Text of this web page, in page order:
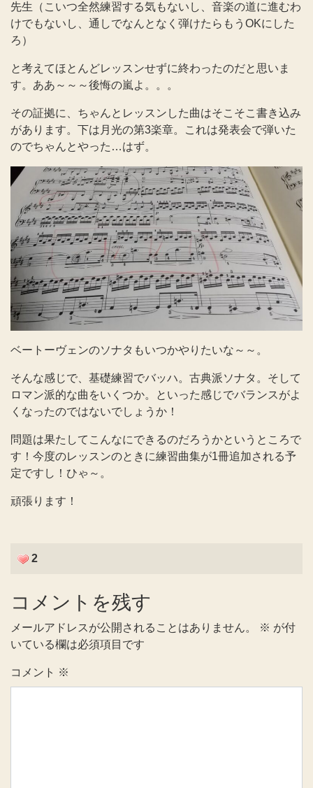
先生（こいつ全然練習する気もないし、音楽の道に進むわ
けでもないし、通しでなんとなく弾けたらもうOKにした
ろ）
と考えてほとんどレッスンせずに終わったのだと思いま
す。ああ～～～後悔の嵐よ。。。
その証拠に、ちゃんとレッスンした曲はそこそこ書き込み
があります。下は月光の第3楽章。これは発表会で弾いた
のでちゃんとやった…はず。
ベートーヴェンのソナタもいつかやりたいな～～。
そんな感じで、基礎練習でバッハ。古典派ソナタ。そして
ロマン派的な曲をいくつか。といった感じでバランスがよ
くなったのではないでしょうか！
問題は果たしてこんなにできるのだろうかというところで
す！今度のレッスンのときに練習曲集が1冊追加される予
定ですし！ひゃ～。
頑張ります！
2
コメントを残す
メールアドレスが公開されることはありません。 ※ が付
いている欄は必須項目です
コメント ※